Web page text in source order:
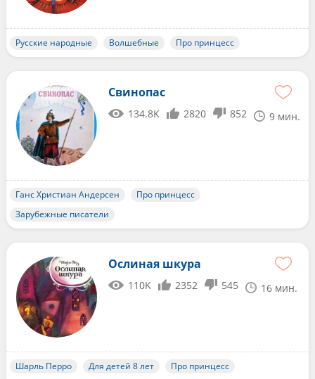
Русские народные Волшебные Про принцесс
Свинопас
134.8K 2820 852 9 мин.
Ганс Христиан Андерсен
Про принцесс
Зарубежные писатели
Ослиная шкура
110K 2352 545 16 мин.
Шарль Перро Для детей 8 лет Про принцесс